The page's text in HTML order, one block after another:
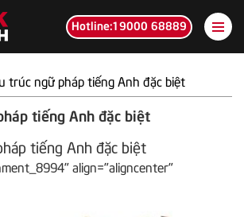
Hotline:19000 68889
trúc ngữ pháp tiếng Anh đặc biệt
tiếng Anh đặc biệt
tiếng Anh đặc biệt
align="aligncenter"